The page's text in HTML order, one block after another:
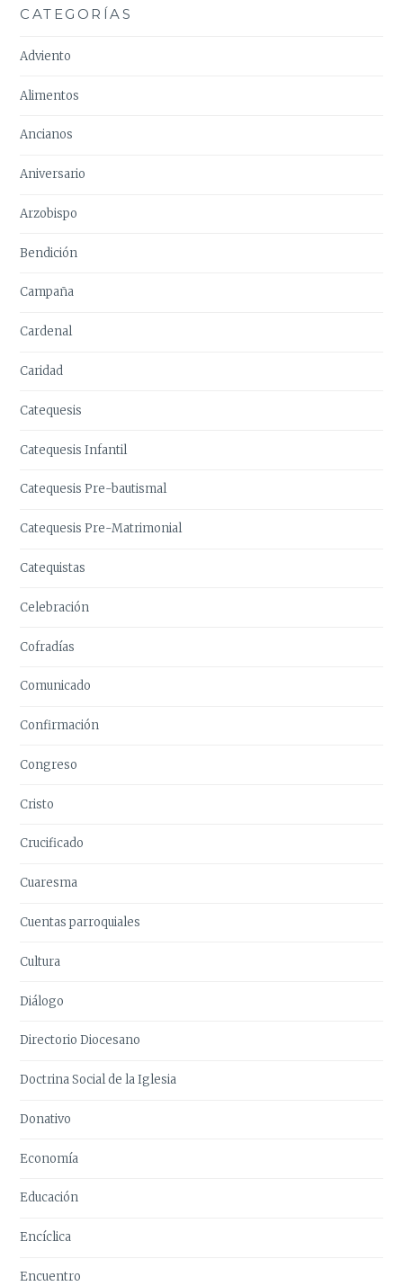
CATEGORÍAS
Adviento
Alimentos
Ancianos
Aniversario
Arzobispo
Bendición
Campaña
Cardenal
Caridad
Catequesis
Catequesis Infantil
Catequesis Pre-bautismal
Catequesis Pre-Matrimonial
Catequistas
Celebración
Cofradías
Comunicado
Confirmación
Congreso
Cristo
Crucificado
Cuaresma
Cuentas parroquiales
Cultura
Diálogo
Directorio Diocesano
Doctrina Social de la Iglesia
Donativo
Economía
Educación
Encíclica
Encuentro